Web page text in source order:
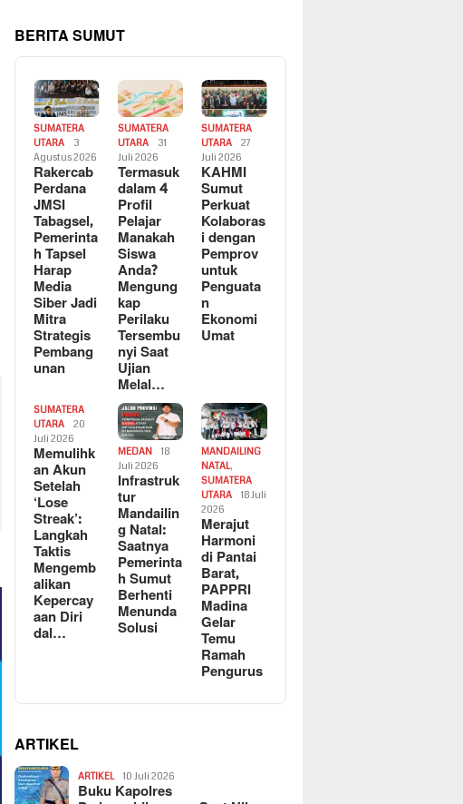
BERITA SUMUT
SUMATERA
UTARA
3
Agustus 2026
Rakercab
Perdana
JMSI
Tabagsel,
Pemerinta
h Tapsel
Harap
Media
Siber Jadi
Mitra
Strategis
Pembang
unan
SUMATERA
UTARA
31
Juli 2026
Termasuk
dalam 4
Profil
Pelajar
Manakah
Siswa
Anda?
Mengung
kap
Perilaku
Tersembu
nyi Saat
Ujian
Melal…
SUMATERA
UTARA
27
Juli 2026
KAHMI
Sumut
Perkuat
Kolaboras
i dengan
Pemprov
untuk
Penguata
n
Ekonomi
Umat
SUMATERA
UTARA
20
Juli 2026
Memulihk
an Akun
Setelah
‘Lose
Streak’:
Langkah
Taktis
Mengemb
alikan
Kepercay
aan Diri
dal…
MEDAN
18
Juli 2026
Infrastruk
tur
Mandailin
g Natal:
Saatnya
Pemerinta
h Sumut
Berhenti
Menunda
Solusi
MANDAILING
NATAL,
SUMATERA
UTARA
18 Juli
2026
Merajut
Harmoni
di Pantai
Barat,
PAPPRI
Madina
Gelar
Temu
Ramah
Pengurus
ARTIKEL
ARTIKEL 10 Juli 2026
Buku Kapolres